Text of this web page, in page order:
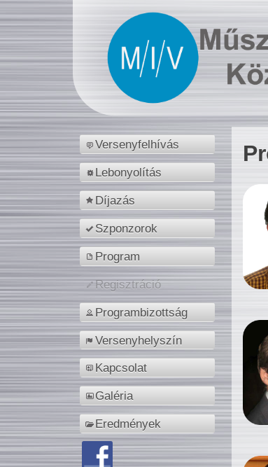
Versenyfelhívás
Lebonyolítás
Díjazás
Szponzorok
Program
Regisztráció
Programbizottság
Versenyhelyszín
Kapcsolat
Galéria
Eredmények